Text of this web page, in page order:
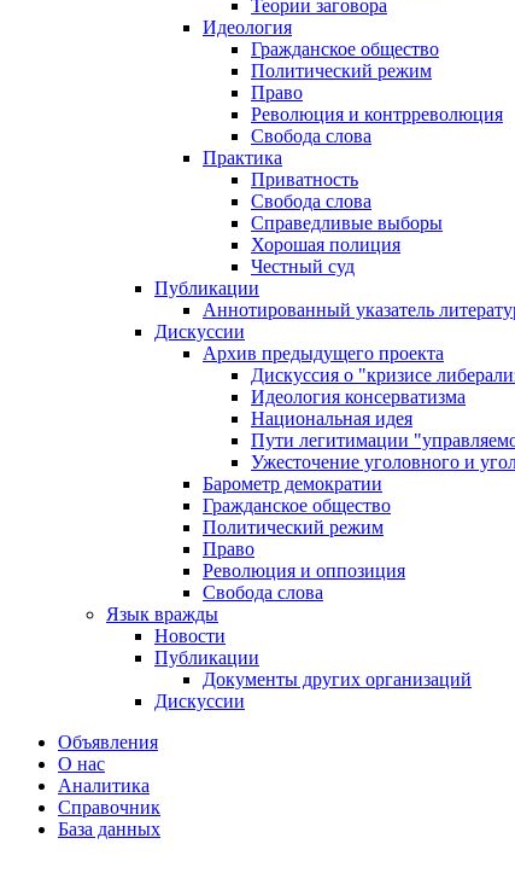
Теории заговора
Идеология
Гражданское общество
Политический режим
Право
Революция и контрреволюция
Свобода слова
Практика
Приватность
Свобода слова
Справедливые выборы
Хорошая полиция
Честный суд
Публикации
Аннотированный указатель
Дискуссии
Архив предыдущего проекта
Дискуссия о "кризисе
Идеология консерватизма
Национальная идея
Пути легитимации
Ужесточение уголовного и
Барометр демократии
Гражданское общество
Политический режим
Право
Революция и оппозиция
Свобода слова
Язык вражды
Новости
Публикации
Документы других организаций
Дискуссии
Объявления
О нас
Аналитика
Справочник
База данных